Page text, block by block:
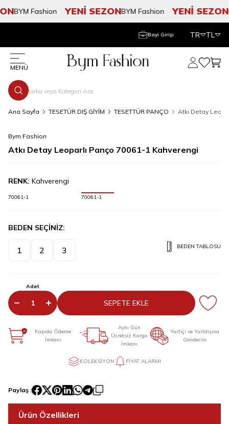
BYM Fashion YENİ SEZONBYM Fashion YENİ SEZON
Bayi Girişi TR TL
MENÜ
Hesabım
Ana Sayfa TESETÜR DIŞ GİYİM TESETTÜR PANÇO Atkı Detay
Bym Fashion
Atkı Detay Leoparlı Panço 70061-1 Kahverengi
RENK: Kahverengi
70061-1 70061-1
BEDEN SEÇİNİZ:
1 2 3 BEDEN TABLOSU
Adet
SEPETE EKLE
Kapıda Ödeme
İmkanı
Aynı Gün
Ücretsiz Kargo
İmkanı
Yurtiçi ve Yurtdışına
Gönderim
KOLEKSIYON FIYAT ALARMI
Paylaş :
Ürün Özellikleri